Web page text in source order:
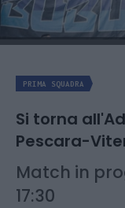
PRIMA SQUADRA
Si torna
Pescara-
Match in
17:30